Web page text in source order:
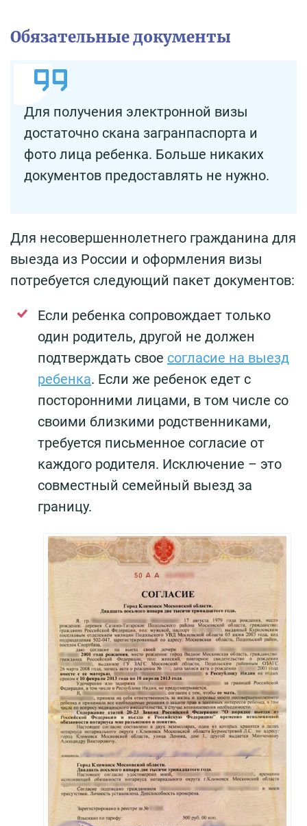
Обязательные документы
Для получения электронной визы
достаточно скана загранпаспорта и
фото лица ребенка. Больше никаких
документов предоставлять не нужно.
Для несовершеннолетнего гражданина для
выезда из России и оформления визы
потребуется следующий пакет документов:
Если ребенка сопровождает только
один родитель, другой не должен
подтверждать свое согласие на выезд
ребенка. Если же ребенок едет с
посторонними лицами, в том числе со
своими близкими родственниками,
требуется письменное согласие от
каждого родителя. Исключение – это
совместный семейный выезд за
границу.